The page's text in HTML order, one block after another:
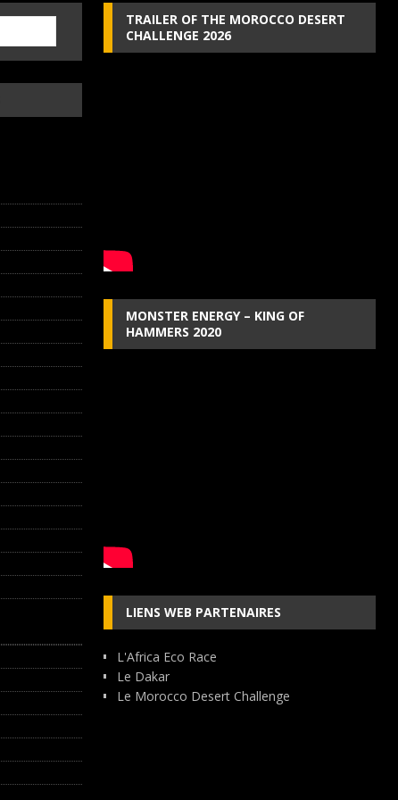
TRAILER OF THE MOROCCO DESERT
CHALLENGE 2026
MONSTER ENERGY – KING OF
HAMMERS 2020
LIENS WEB PARTENAIRES
L'Africa Eco Race
Le Dakar
Le Morocco Desert Challenge